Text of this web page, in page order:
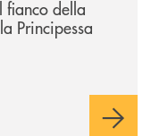
fianco della
Principessa